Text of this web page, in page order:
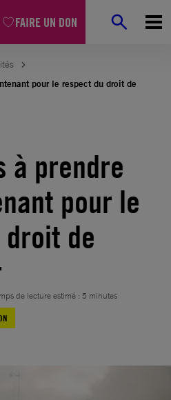
FAIRE UN DON
pour le respect du droit de
à prendre
pour le
de
de lecture estimé : 5 minutes